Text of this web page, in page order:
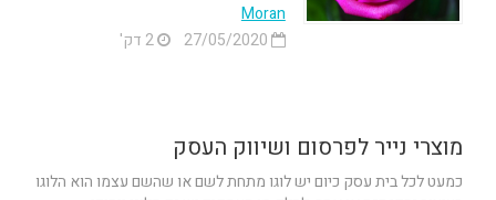
Moran
2 דק'
מוצרי נייר לפרסום ושיווק העסק
כמעט לכל בית עסק כיום יש לוגו מתחת לשם או שהשם עצמו הוא הלוגו